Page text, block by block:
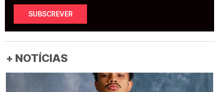
SUBSCREVER
+ NOTÍCIAS